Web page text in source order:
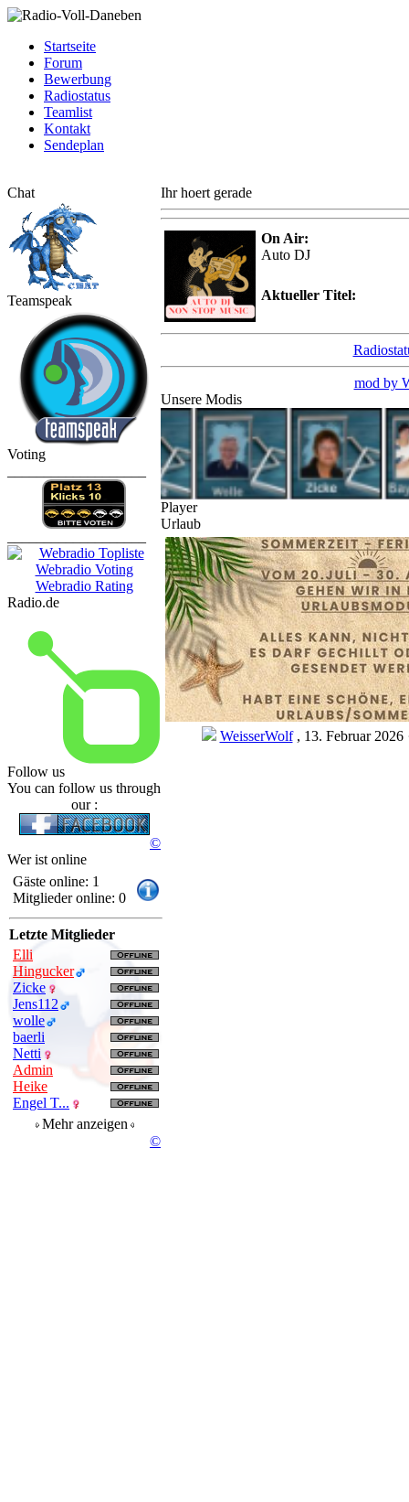
Startseite
Forum
Bewerbung
Radiostatus
Teamlist
Kontakt
Sendeplan
Chat
Teamspeak
Voting
Radio.de
Follow us
You can follow us through
our :
©
Wer ist online
Gäste online: 1
Mitglieder online: 0
Letzte Mitglieder
Elli
Hingucker
Zicke
Jens112
wolle
baerli
Netti
Admin
Heike
Engel T...
Mehr anzeigen
©
Ihr hoert gerade
On Air:
Auto DJ
Aktueller Titel:
mod by
Unsere Modis
Player
Urlaub
WeisserWolf, 13. Februar 2026